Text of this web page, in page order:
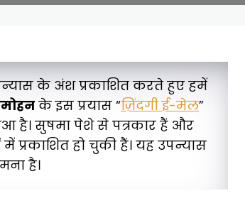
के अंश प्रकाशित करते हुए हमें
के इस प्रयास “ज़िंदगी ई-मेल”
है। सुषमा पेशे से पत्रकार हैं और
हो चुकी हैं। यह उपन्यास
है।